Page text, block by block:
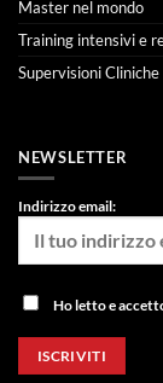
Master nel mondo
Training intensivi e
Supervisioni Cliniche
NEWSLETTER
Indirizzo email:
Ho letto e